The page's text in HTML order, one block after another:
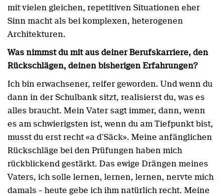
mit vielen gleichen, repetitiven Situationen eher
Sinn macht als bei komplexen, heterogenen
Architekturen.
Was nimmst du mit aus deiner Berufskarriere, den
Rückschlägen, deinen bisherigen Erfahrungen?
Ich bin erwachsener, reifer geworden. Und wenn du
dann in der Schulbank sitzt, realisierst du, was es
alles braucht. Mein Vater sagt immer, dann, wenn
es am schwierigsten ist, wenn du am Tiefpunkt bist,
musst du erst recht «a d’Säck». Meine anfänglichen
Rückschläge bei den Prüfungen haben mich
rückblickend gestärkt. Das ewige Drängen meines
Vaters, ich solle lernen, lernen, lernen, nervte mich
damals – heute gebe ich ihm natürlich recht. Meine